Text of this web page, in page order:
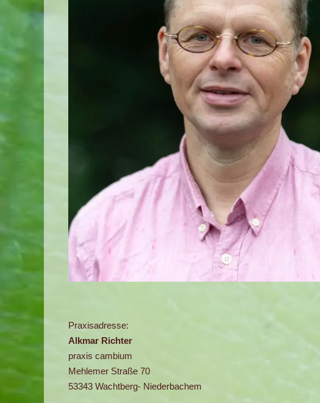
Praxisadresse:
Alkmar Richter
praxis cambium
Mehlemer Straße 70
53343 Wachtberg- Niederbachem